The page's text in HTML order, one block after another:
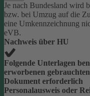
Je nach Bundesland wird
bzw. bei Umzug auf die
eine Umkennzeichnung
eVB.
Nachweis über HU
Folgende Unterlagen
erworbenen
Dokument erforderlich
Personalausweis oder